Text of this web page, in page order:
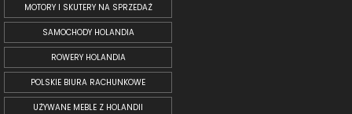
MOTORY I SKUTERY NA SPRZEDAŻ
SAMOCHODY HOLANDIA
ROWERY HOLANDIA
POLSKIE BIURA RACHUNKOWE
UŻYWANE MEBLE Z HOLANDII